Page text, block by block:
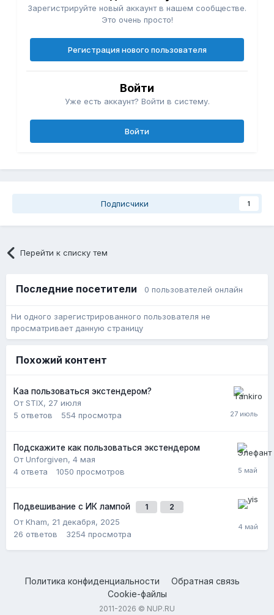
Зарегистрируйте новый аккаунт в нашем сообществе.
Это очень просто!
Регистрация нового пользователя
Войти
Уже есть аккаунт? Войти в систему.
Войти
Подписчики 1
Перейти к списку тем
Последние посетители 0 пользователей онлайн
Ни одного зарегистрированного пользователя не
просматривает данную страницу
Похожий контент
Каа пользоваться экстендером?
От STIX, 27 июля
5 ответов 554 просмотра
Подскажите как пользоваться экстендером
От Unforgiven, 4 мая
4 ответа 1050 просмотров
Подвешивание с ИК лампой 1 2
От Kham, 21 декабря, 2025
26 ответов 3254 просмотра
Политика конфиденциальности
Обратная связь
Cookie-файлы
2011-2026 © NUP.RU